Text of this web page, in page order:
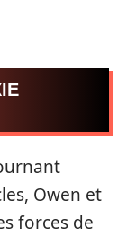
Owen et
forces de